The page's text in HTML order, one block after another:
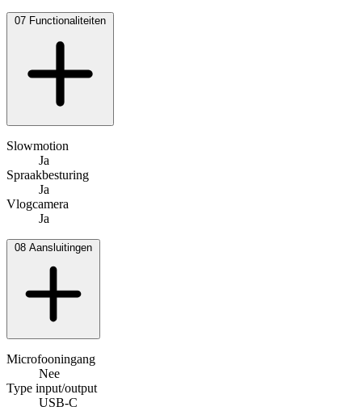
07 Functionaliteiten
Slowmotion
Ja
Spraakbesturing
Ja
Vlogcamera
Ja
08 Aansluitingen
Microfooningang
Nee
Type input/output
USB-C